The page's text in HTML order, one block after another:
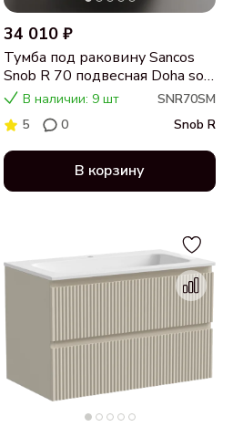
34 010 ₽
Тумба под раковину Sancos
Snob R 70 подвесная Doha soft
(пыльная роза), SNR70SM
В наличии: 9 шт
SNR70SM
5
0 Snob R
В корзину